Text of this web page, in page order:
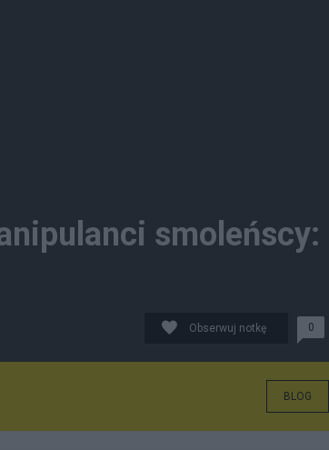
smoleńscy:
Obserwuj notkę 0
BLOG